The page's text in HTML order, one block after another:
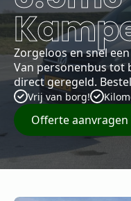
Zorgeloos en snel
Van personenbus tot
direct geregeld.
Vrij van borg!
Offerte aanvragen